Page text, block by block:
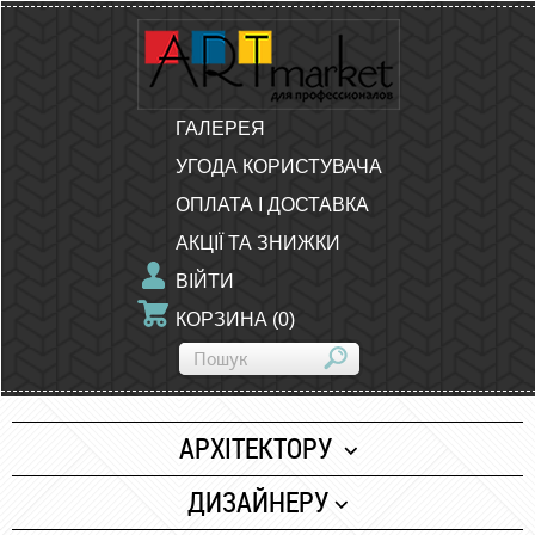
ГАЛЕРЕЯ
УГОДА КОРИСТУВАЧА
ОПЛАТА І ДОСТАВКА
АКЦІЇ ТА ЗНИЖКИ
ВІЙТИ
КОРЗИНА (0)
АРХІТЕКТОРУ
Папір
ДИЗАЙНЕРУ